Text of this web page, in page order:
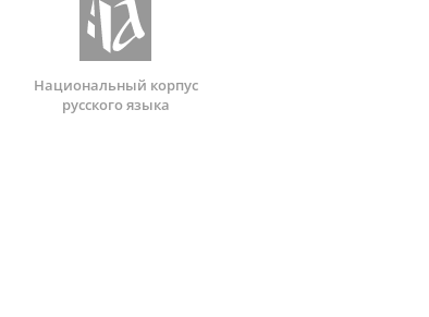
Национальный корпус
русского языка